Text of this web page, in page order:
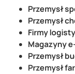
Przemysł
Przemysł
Firmy
Magazyny
Przemysł
Przemysł